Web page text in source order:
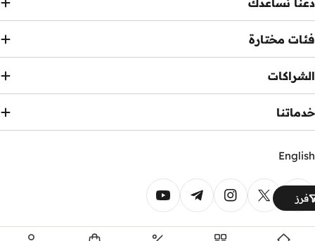
فرز
فئات مختارة
الشراكات
خدماتنا
English
طرق
الدفعFacebook
X (Twitter)
Instagram
Telegram
YouTube
Ennap.com
.